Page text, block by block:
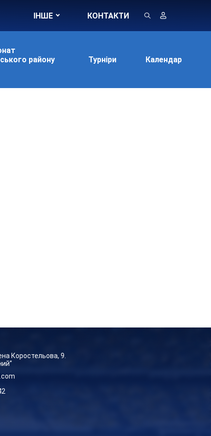
ІНШЕ КОНТАКТИ
району
Турніри Календар
Коростельова, 9.